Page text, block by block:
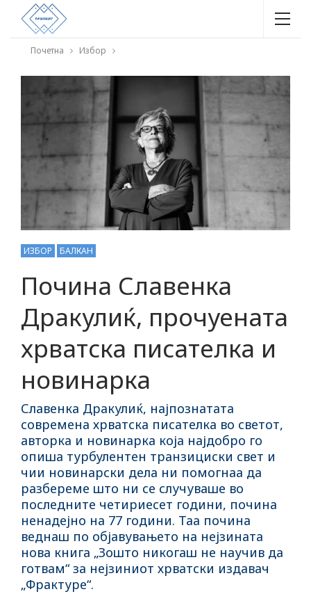
Почетна Избор
ИЗБОР БАЛКАН
Почина Славенка
Дракулиќ, прочуената
хрватска писателка и
новинарка
Славенка Дракулиќ, најпознатата
современа хрватска писателка во светот,
авторка и новинарка која најдобро го
опиша турбулентен транзициски свет и
чии новинарски дела ни помогнаа да
разбереме што ни се случуваше во
последните четириесет години, почина
ненадејно на 77 години. Таа почина
веднаш по објавувањето на нејзината
нова книга „Зошто никогаш не научив да
готвам“ за нејзиниот хрватски издавач
„Фрактуре“.